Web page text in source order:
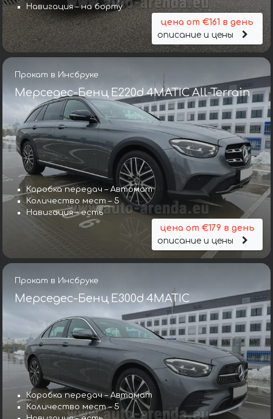
Навигация – на борту
цена от €161 в день
описание и цены
Прокат в Инсбруке
Мерседес-Бенц E220d 4MATIC All-Terrain
Коробка передач – Автомат
Количество мест – 5
Навигация – есть
цена от €179 в день
описание и цены
Прокат в Инсбруке
Мерседес-Бенц E300d 4MATIC
Коробка передач – Автомат
Количество мест – 5